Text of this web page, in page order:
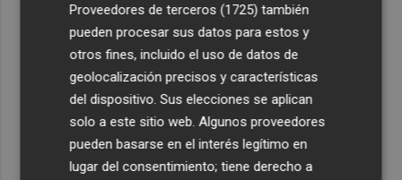
Proveedores de terceros (1725) también
pueden procesar sus datos para estos y
otros fines, incluido el uso de datos de
geolocalización precisos y características
del dispositivo. Sus elecciones se aplican
solo a este sitio web. Algunos proveedores
pueden basarse en el interés legítimo en
lugar del consentimiento; tiene derecho a